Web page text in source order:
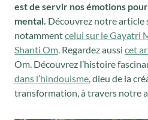
est de servir nos émotions
mental. Découvrez notre article
notammentcelui sur le Gayatri
Shanti Om. Regardez aussi cet
Om. Découvrez l’histoire
dans l’hindouisme, dieu de la
transformation, à travers notre